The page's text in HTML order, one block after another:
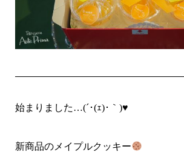
始まりました…(´･(ｪ)･｀)♥
新商品のメイプルクッキー